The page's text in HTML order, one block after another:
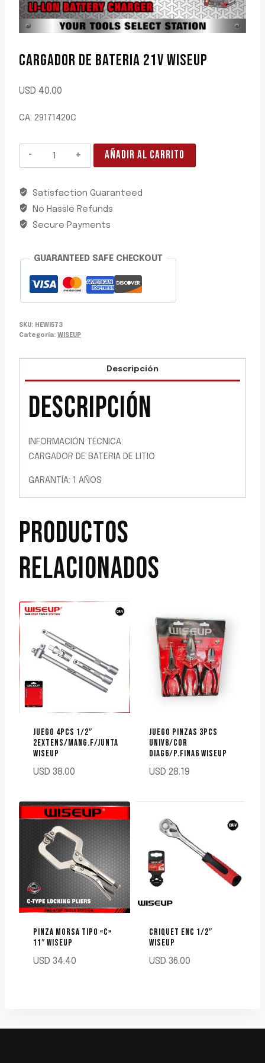
CARGADOR DE BATERIA 21V WISEUP
USD 40.00
CA: 29171420C
CARGADOR
DE
21V
WISEUP
cantidad
AÑADIR AL CARRITO
Satisfaction Guaranteed
No Hassle Refunds
Secure Payments
GUARANTEED SAFE CHECKOUT
SKU: HEWI573
Categoría: WISEUP
Descripción
DESCRIPCIÓN
INFORMACIÓN TÉCNICA:
CARGADOR DE BATERIA DE LITIO
GARANTÍA: 1 AÑOS
PRODUCTOS
RELACIONADOS
JUEGO 4PCS 1/2″
2EXTENS/MANG.F/JUNTA
WISEUP
USD 38.00
JUEGO PINZAS 3PCS
UNIV8/COR
DIAG6/P.FINA6 WISEUP
USD 28.19
PINZA MORSA TIPO «C»
11″ WISEUP
USD 34.40
CRIQUET ENC 1/2″
WISEUP
USD 36.00